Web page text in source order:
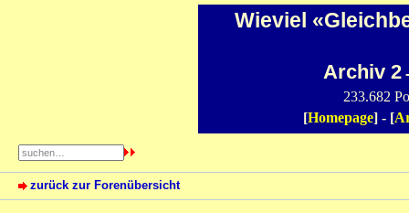
Wieviel
Archiv 2
233.682
[Homepage] - [
zurück zur Forenübersicht